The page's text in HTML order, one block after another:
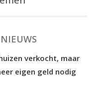
verkocht, maar
eigen geld nodig